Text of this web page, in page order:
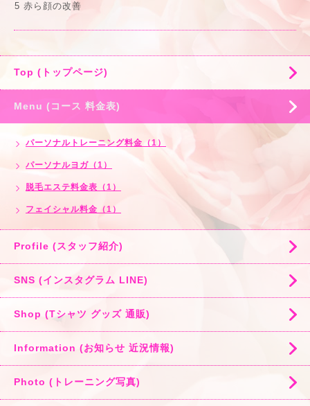
5 赤ら顔の改善
Top (トップページ)
Menu (コース 料金表)
パーソナルトレーニング料金（1）
パーソナルヨガ（1）
脱毛エステ料金表（1）
フェイシャル料金（1）
Profile (スタッフ紹介)
SNS (インスタグラム LINE)
Shop (Tシャツ グッズ 通販)
Information (お知らせ 近況情報)
Photo (トレーニング写真)